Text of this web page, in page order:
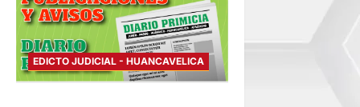
a
s EDICTO JUDICIAL - HUANCAVELICA